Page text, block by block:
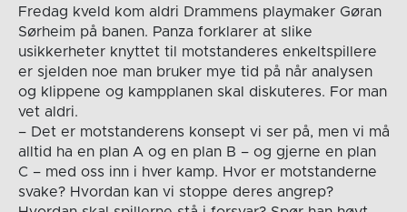
Fredag kveld kom aldri Drammens playmaker Gøran
Sørheim på banen. Panza forklarer at slike
usikkerheter knyttet til motstanderes enkeltspillere
er sjelden noe man bruker mye tid på når analysen
og klippene og kampplanen skal diskuteres. For man
vet aldri.
– Det er motstanderens konsept vi ser på, men vi må
alltid ha en plan A og en plan B – og gjerne en plan
C – med oss inn i hver kamp. Hvor er motstanderne
svake? Hvordan kan vi stoppe deres angrep?